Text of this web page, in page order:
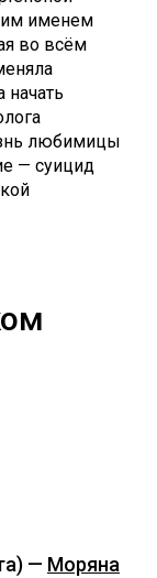
именем
во всём
любимицы
— суицид
— Моряна